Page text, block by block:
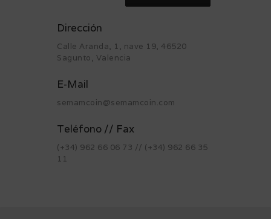
Dirección
Calle Aranda, 1, nave 19, 46520
Sagunto, Valencia
E-Mail
semamcoin@semamcoin.com
Teléfono // Fax
(+34) 962 66 06 73 // (+34) 962 66 35
11